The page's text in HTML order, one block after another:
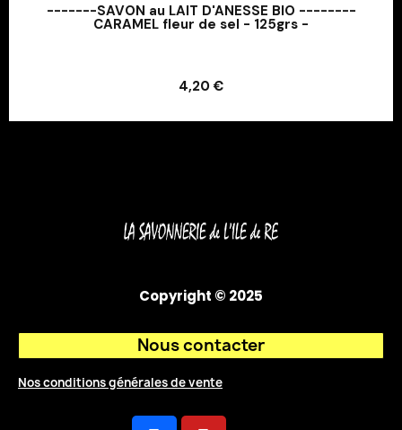
-------SAVON au LAIT D'ANESSE BIO --------
CARAMEL fleur de sel - 125grs -
4,20 €
Ajouter au panier
Copyright © 2025
Nous contacter
Nos conditions générales de vente